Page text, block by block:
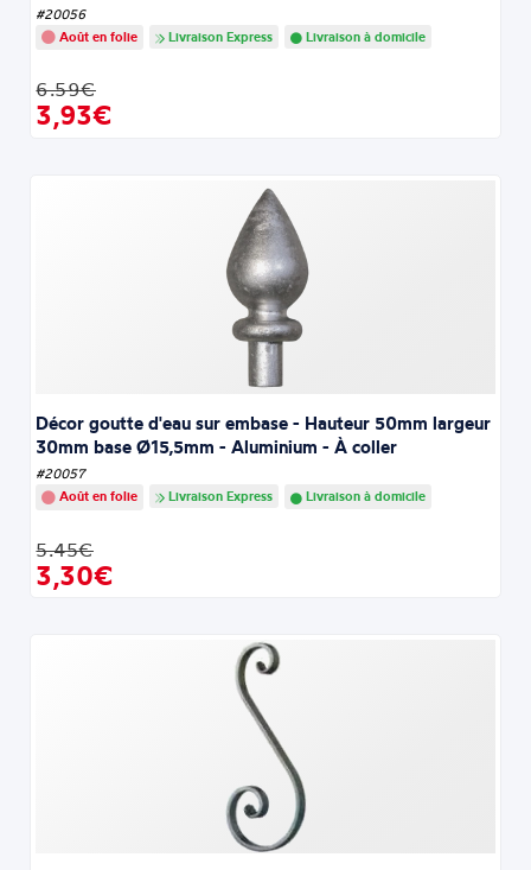
#20056
Août en folie
Livraison Express Livraison à domicile
6.59€
3,93€
Décor goutte d'eau sur embase - Hauteur 50mm largeur
30mm base Ø15,5mm - Aluminium - À coller
#20057
Août en folie
Livraison Express Livraison à domicile
5.45€
3,30€